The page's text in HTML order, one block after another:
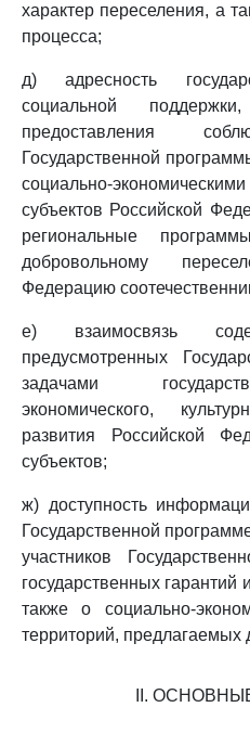
характер переселения, а
процесса;
д) адресность
социальной
предоставления
Государственной
социально-
субъектов Российской
региональные
добровольному
Федерацию
е) взаимосвязь
предусмотренных
задачами
экономического,
развития Российской
субъектов;
ж) доступность
Государственной
участников
государственных
также о социально-
территорий, предлагаемых
II.